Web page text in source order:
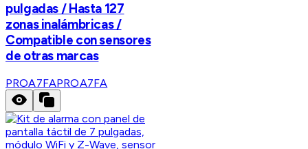
pulgadas / Hasta 127
zonas inalámbricas /
Compatible con sensores
de otras marcas
PROA7FAPROA7FA